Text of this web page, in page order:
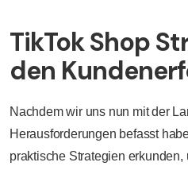
TikTok Shop
den
Nachdem wir uns nun mit der
Herausforderungen befasst
praktische Strategien